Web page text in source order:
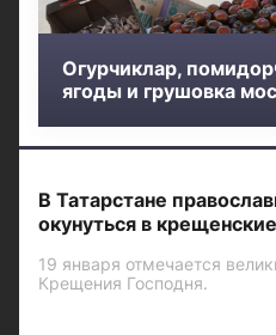
Огурчиклар,
ягоды и грушовка
В Татарстане
окунуться в
19 января отмечается
Крещения Господня.